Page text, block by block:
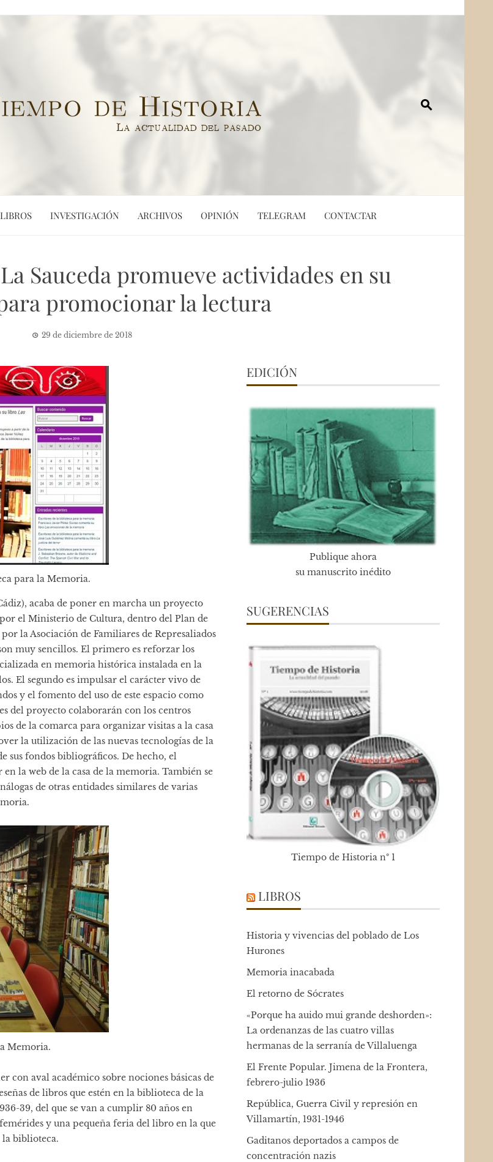
LIBROS INVESTIGACIÓN ARCHIVOS OPINIÓN TELEGRAM CONTACTAR
Sauceda promueve actividades en su
promocionar la lectura
29 de diciembre de 2018
para la Memoria.
acaba de poner en marcha un proyecto
el Ministerio de Cultura, dentro del Plan de
la Asociación de Familiares de Represaliados
muy sencillos. El primero es reforzar los
en memoria histórica instalada en la
El segundo es impulsar el carácter vivo de
y el fomento del uso de este espacio como
del proyecto colaborarán con los centros
de la comarca para organizar visitas a la casa
la utilización de las nuevas tecnologías de la
fondos bibliográficos. De hecho, el
en la web de la casa de la memoria. También se
de otras entidades similares de varias
Memoria.
con aval académico sobre nociones básicas de
de libros que estén en la biblioteca de la
39, del que se van a cumplir 80 años en
y una pequeña feria del libro en la que
la biblioteca.
EDICIÓN
Publique ahora
su manuscrito inédito
SUGERENCIAS
Tiempo de Historia nº 1
LIBROS
Historia y vivencias del poblado de Los
Hurones
Memoria inacabada
El retorno de Sócrates
«Porque ha auido mui grande deshorden»:
La ordenanzas de las cuatro villas
hermanas de la serranía de Villaluenga
El Frente Popular. Jimena de la Frontera,
febrero-julio 1936
República, Guerra Civil y represión en
Villamartín, 1931-1946
Gaditanos deportados a campos de
concentración nazis